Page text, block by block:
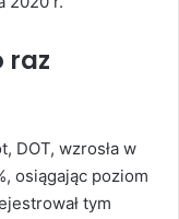
raz
DOT, wzrosła w
osiągając poziom
tym